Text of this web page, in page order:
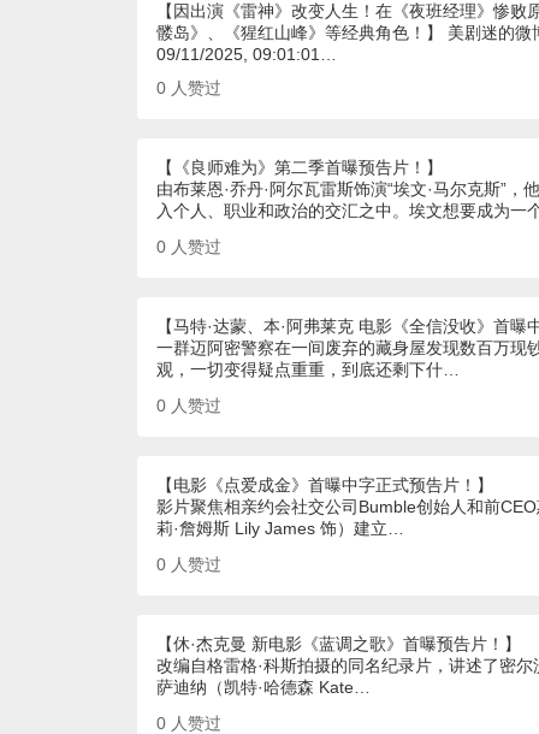
【因出演《雷神》改变人生！在《夜班经理》惨
髅岛》、《猩红山峰》等经典角色！】 美剧迷的微
09/11/2025, 09:01:01…
0 人赞过
【《良师难为》第二季首曝预告片！】
由布莱恩·乔丹·阿尔瓦雷斯饰演“埃文·马尔克斯”
入个人、职业和政治的交汇之中。埃文想要成为一
0 人赞过
【马特·达蒙、本·阿弗莱克 电影《全信没收》首曝
一群迈阿密警察在一间废弃的藏身屋发现数百万现
观，一切变得疑点重重，到底还剩下什…
0 人赞过
【电影《点爱成金》首曝中字正式预告片！】
影片聚焦相亲约会社交公司Bumble创始人和前
莉·詹姆斯 Lily James 饰）建立…
0 人赞过
【休·杰克曼 新电影《蓝调之歌》首曝预告片！】
改编自格雷格·科斯拍摄的同名纪录片，讲述了密
萨迪纳（凯特·哈德森 Kate…
0 人赞过